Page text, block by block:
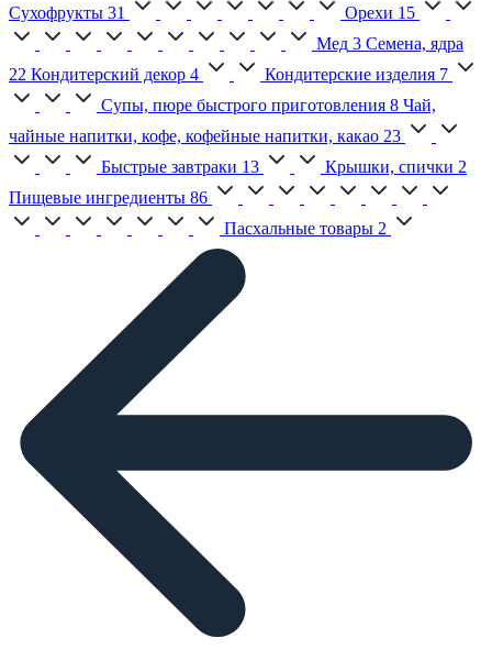
Сухофрукты 31 Орехи 15
Мед 3 Семена, ядра
22 Кондитерский декор 4 Кондитерские изделия 7
Супы, пюре быстрого приготовления 8 Чай,
чайные напитки, кофе, кофейные напитки, какао 23
Быстрые завтраки 13 Крышки, спички 2
Пищевые ингредиенты 86
Пасхальные товары 2